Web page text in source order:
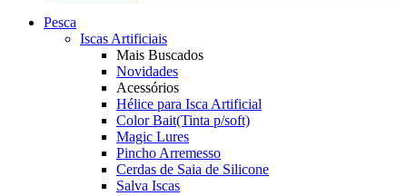
Pesca
Iscas Artificiais
Mais Buscados
Novidades
Acessórios
Hélice para Isca Artificial
Color Bait(Tinta p/soft)
Magic Lures
Pincho Arremesso
Cerdas de Saia de Silicone
Salva Iscas